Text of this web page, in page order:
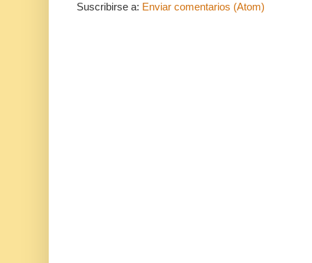
Suscribirse a: Enviar comentarios (Atom)